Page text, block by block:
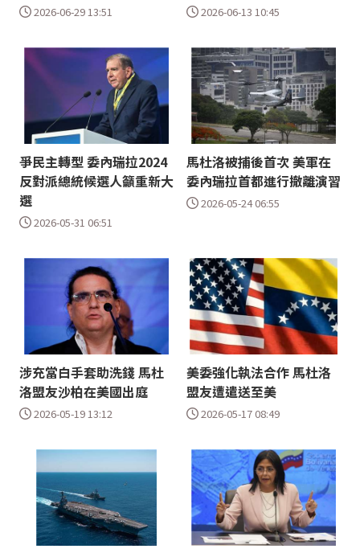
2026-06-29 13:51 2026-06-13 10:45
爭民主轉型 委內瑞拉2024
反對派總統候選人籲重新大
選
2026-05-31 06:51
馬杜洛被捕後首次 美軍在
委內瑞拉首都進行撤離演習
2026-05-24 06:55
涉充當白手套助洗錢 馬杜
洛盟友沙柏在美國出庭
2026-05-19 13:12
美委強化執法合作 馬杜洛
盟友遭遣送至美
2026-05-17 08:49